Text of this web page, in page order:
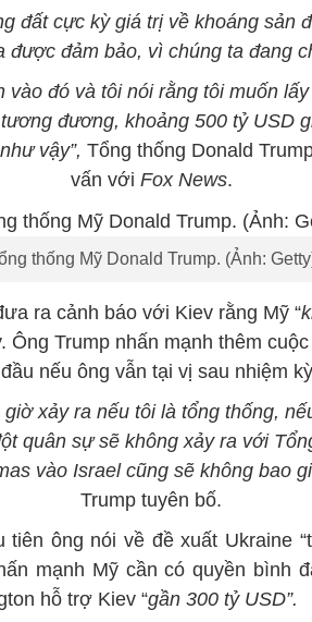
đất cực kỳ giá trị về khoáng sản
được đảm bảo, vì chúng ta đang
vào đó và tôi nói rằng tôi muốn lấy
đương, khoảng 500 tỷ USD
vậy”, Tổng thống Donald
vấn với Fox News.
thống Mỹ Donald Trump. (Ảnh:
ra cảnh báo với Kiev rằng Mỹ “
Trump nhấn mạnh thêm
nếu ông vẫn tại vị sau nhiệm
xảy ra nếu tôi là tổng thống,
quân sự sẽ không xảy ra với
vào Israel cũng sẽ không bao
Trump tuyên bố.
ông nói về đề xuất Ukraine
mạnh Mỹ cần có quyền bình
hỗ trợ Kiev “gần 300 tỷ USD”.